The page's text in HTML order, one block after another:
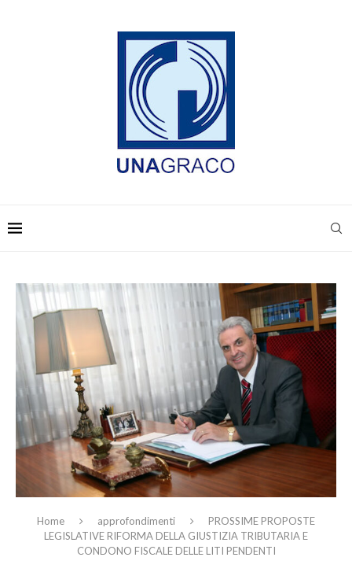
Home approfondimenti
PROSSIME PROPOSTE
LEGISLATIVE RIFORMA DELLA GIUSTIZIA TRIBUTARIA E
CONDONO FISCALE DELLE LITI PENDENTI